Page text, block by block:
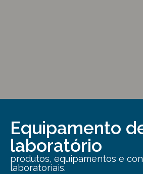
Equipamento
laboratório
produtos, equipamentos e
laboratoriais.